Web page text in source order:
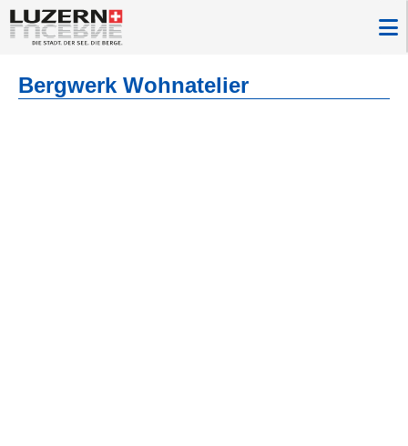
Bergwerk Wohnatelier